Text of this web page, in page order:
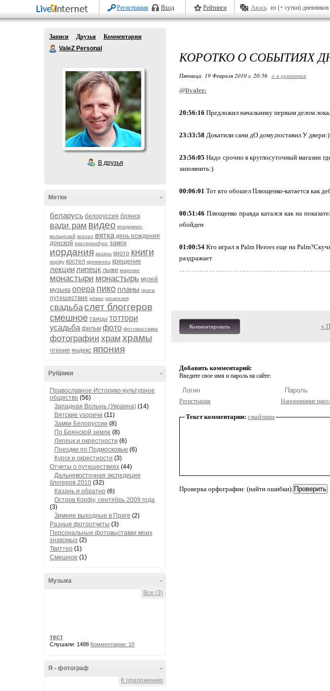
Регистрация Вход Рейтинги Авось из (+ сутки) дневников
Записи Друзья
Комментарии
ValeZ Personal
В друзья
-
Метки
беларусь белоруссия брянск
вади рам видео владимир-
волынский вокзал вятка день рождения
донской екатеринбург замок
иордания казань киото книги
корфу костел кременец крещение
лекции липецк лыжи марокко
монастыри монастырь музей
музыка опера пико планы прага
путешествие рёкан рецензия
свадьбаслет блоггеров
смешное танцы тоттори
усадьба фильм фото фотовыставка
фотографии храм храмы
чтение яндекс япония
-
Рубрики
Православное Историко-культурное
общество (56)
Западная Волынь (Украина) (14)
Вятские узоричи (11)
Замки Белоруссии (8)
По Брянской земле (8)
Липецк и окрестности (6)
Поездки по Подмосковью (6)
Курск и окрестности (3)
Отчеты о путешествиях (44)
Дальневосточная экспедиция
блогеров 2010 (32)
Казань и обратно (6)
Остров Корфу, сентябрь 2009 года
(3)
Зимние выходные в Праге (2)
Разные фотоотчеты (3)
Персональные фотовыставки моих
знакомых (2)
Твиттер (1)
Смешное (1)
-
Музыка
Все (3)
тест
Слушали: 1488 Комментарии: 10
-
Я - фотограф
К приложению
КОРОТКО О СОБЫТИЯХ
Пятница, 19 Февраля 2010 г. 20:56 + в цитатник
@livalez:
20:56:16 Предложил начальнику первым делом
23:33:58 Докатили сани дО дому,поставил У двери:)
23:56:05 Надо срочно в круглосуточный магазин
запомнить:)
00:06:01 Тот кто обошел Плющенко-катается как
00:51:46 Плющенко правда катался как на
обойден
01:00:54 Кто играл в Palm Heroes еще на
раздражает
Комментировать «
Добавить комментарий:
Введите свое имя и пароль на сайте:
Регистрация Напоминание
Текст комментария: смайлики
Проверка орфографии: (найти ошибки)